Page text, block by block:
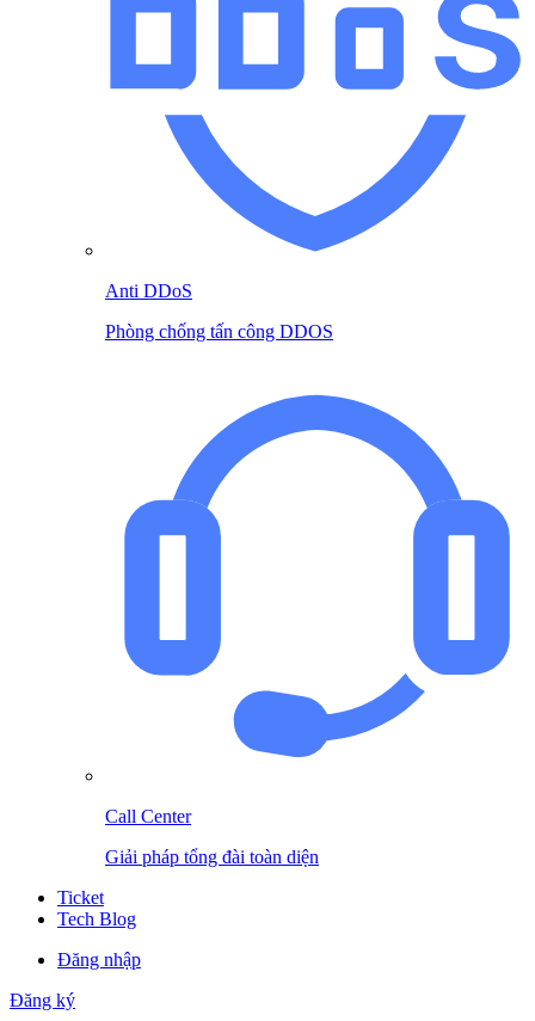
Anti DDoS
Phòng chống tấn công DDOS
Call Center
Giải pháp tổng đài toàn diện
Ticket
Tech Blog
Đăng nhập
Đăng ký